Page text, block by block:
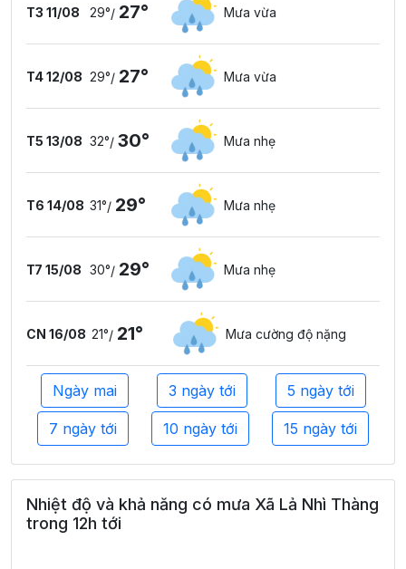
T3 11/08 29°/ 27° Mưa vừa
T4 12/08 29°/ 27° Mưa vừa
T5 13/08 32°/ 30° Mưa nhẹ
T6 14/08 31°/ 29° Mưa nhẹ
T7 15/08 30°/ 29° Mưa nhẹ
CN 16/08 21°/ 21° Mưa cường độ nặng
Ngày mai 3 ngày tới 5 ngày tới
7 ngày tới 10 ngày tới 15 ngày tới
Nhiệt độ và khả năng có mưa Xã Lả Nhì Thàng
trong 12h tới